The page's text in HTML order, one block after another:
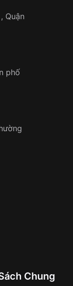
hàng thành
trực tiếp
suốt quá
Quận
phố
Chung